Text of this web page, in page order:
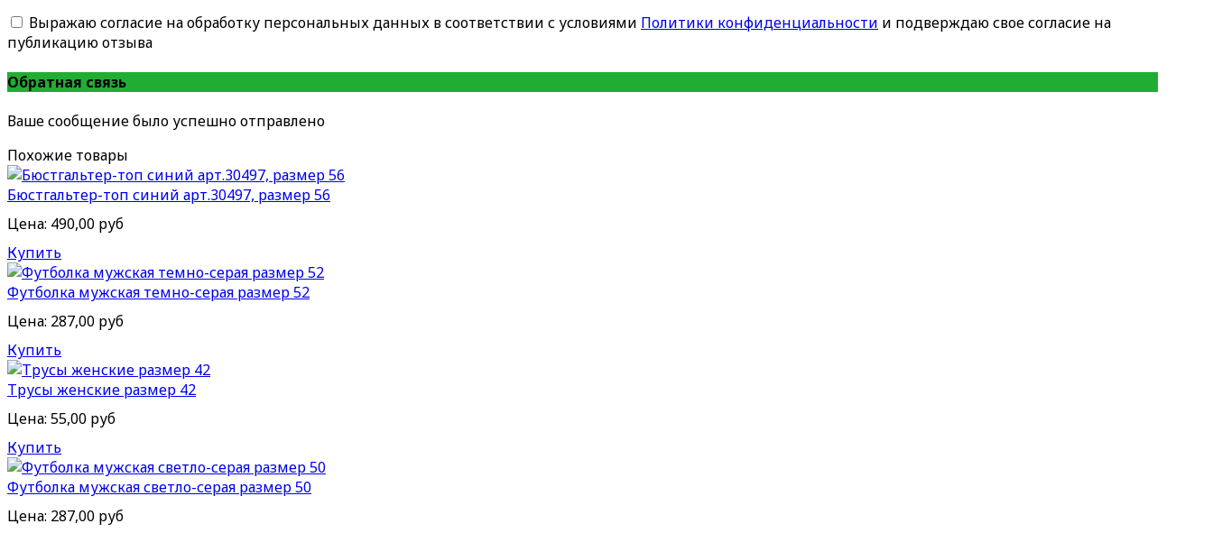
Выражаю согласие на обработку персональных данных в соответствии с условиями Политики конфиденциальности и подверждаю свое согласие на
публикацию отзыва
Обратная связь
Ваше сообщение было успешно отправлено
Похожие товары
Бюстгальтер-топ синий арт.30497, размер 56
Цена: 490,00 руб
Купить
Футболка мужская темно-серая размер 52
Цена: 287,00 руб
Купить
Трусы женские размер 42
Цена: 55,00 руб
Купить
Футболка мужская светло-серая размер 50
Цена: 287,00 руб